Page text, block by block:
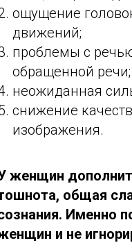
ощущение
движений;
проблемы с
обращенной речи;
неожиданная
снижение
изображения.
женщин
общая
Именно
и не